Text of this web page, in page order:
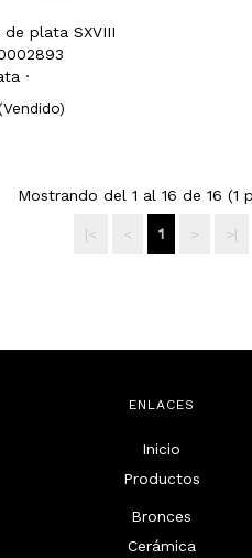
plata SXVIII
·
Mostrando del 1 al 16 de 16 (1
|< < 1 > >|
ENLACES
Inicio
Productos
Bronces
Cerámica